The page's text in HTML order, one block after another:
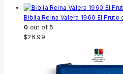
Biblia Reina Valera 1960 El Fruto
0 out of 5
$26.99